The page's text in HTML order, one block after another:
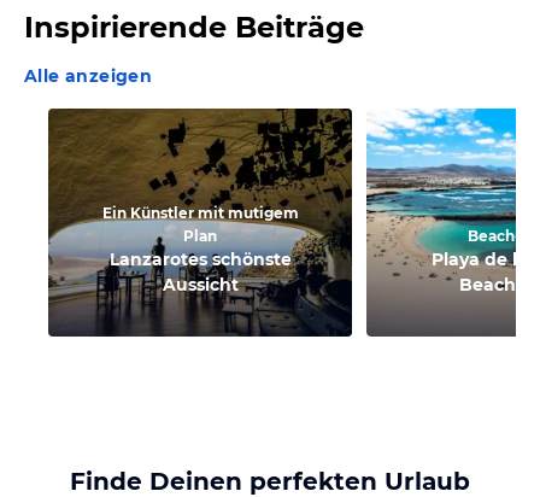
Inspirierende Beiträge
Alle anzeigen
Ein Künstler mit mutigem
Plan
Lanzarotes schönste
Aussicht
Beach-
Playa de la
Beach-
Finde Deinen perfekten Urlaub